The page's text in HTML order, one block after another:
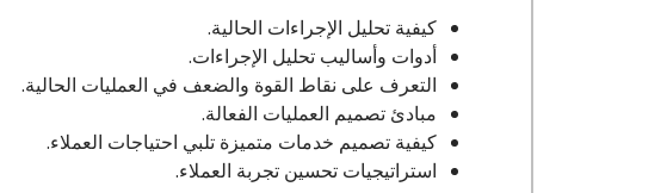
كيفية تحليل الإجراءات الحالية.
أدوات وأساليب تحليل الإجراءات.
التعرف على نقاط القوة والضعف في العمليات الحالية.
مبادئ تصميم العمليات الفعالة.
كيفية تصميم خدمات متميزة تلبي احتياجات العملاء.
استراتيجيات تحسين تجربة العملاء.